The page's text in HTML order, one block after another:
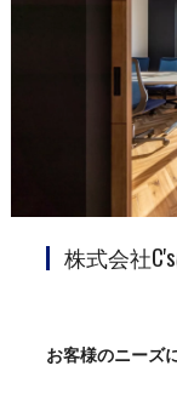
株式会社
お客様のニーズ